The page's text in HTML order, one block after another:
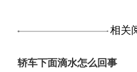
相关
轿车下面滴水怎么回事